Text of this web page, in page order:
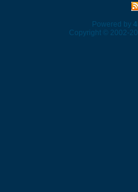
Powered by
Copyright © 2002-